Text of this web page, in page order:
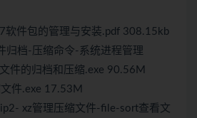
软件包的管理与安装.pdf 308.15kb
归档-压缩命令-系统进程管理
件的归档和压缩.exe 90.56M
件.exe 17.53M
xz管理压缩文件-file-sort查看文